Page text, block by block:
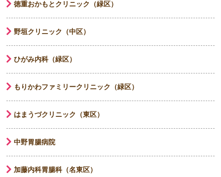
徳重おかもとクリニック（緑区）
野垣クリニック（中区）
ひがみ内科（緑区）
もりかわファミリークリニック（緑区）
はまうづクリニック（東区）
中野胃腸病院
加藤内科胃腸科（名東区）